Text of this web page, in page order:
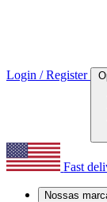
Login / Register
Fast
Nossas